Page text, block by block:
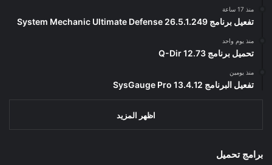
منذ 17 ساعة
تفعيل برنامج System Mechanic Ultimate Defense 26.5.1.249
منذ يوم واحد
تحميل برنامج Q-Dir 12.73
منذ يومين
تفعيل البرنامج 13.4.12 SysGauge Pro
اظهر المزيد
برامج تحميل